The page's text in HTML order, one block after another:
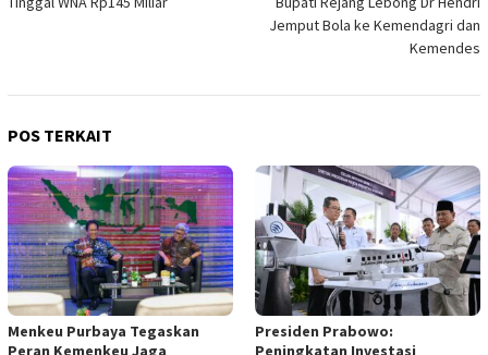
Jemput Bola ke Kemendagri dan
Kemendes
POS TERKAIT
Menkeu Purbaya Tegaskan
Peran Kemenkeu Jaga
Presiden Prabowo:
Peningkatan Investasi